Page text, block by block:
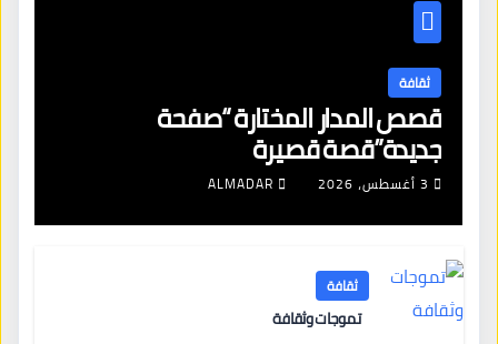
ثقافة
قصص المدار المختارة “صفحة
جديدة”قصة قصيرة
3 أغسطس، 2026 ALMADAR
ثقافة
تموجات وثقافة